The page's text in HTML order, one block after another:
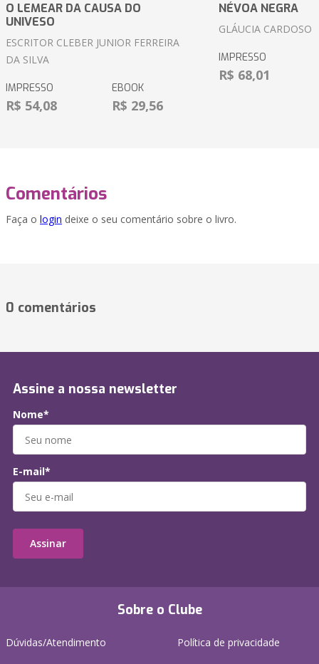
O LEMEAR DA CAUSA DO
UNIVESO
ESCRITOR CLEBER JUNIOR FERREIRA
DA SILVA
IMPRESSO
R$ 54,08
EBOOK
R$ 29,56
NÉVOA NEGRA
GLÁUCIA CARDOSO
IMPRESSO
R$ 68,01
Comentários
Faça o login deixe o seu comentário sobre o livro.
0 comentários
Sobre o Clube
Dúvidas/Atendimento
Política de privacidade
Assine a nossa newsletter
Nome*
E-mail*
Assinar